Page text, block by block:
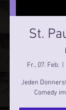
St.
Fr., 07. Feb.
Jeden
Comedy